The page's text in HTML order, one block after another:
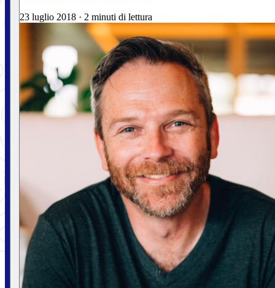
23 luglio 2018 · 2 minuti di lettura